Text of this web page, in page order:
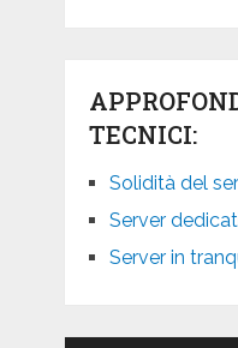
TECNICI:
Solidità del
Server
Server in